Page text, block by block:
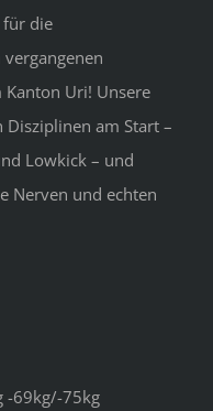
für die
Uri! Unsere
am Start –
Lowkick – und
Nerven und echten
-69kg/-75kg